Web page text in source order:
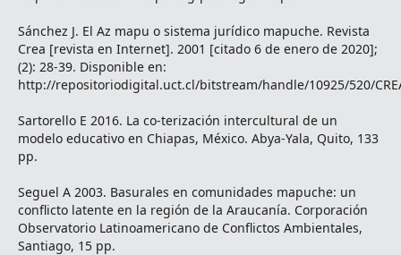
Sánchez J. El Az mapu o sistema jurídico mapuche. Revista
Crea [revista en Internet]. 2001 [citado 6 de enero de 2020];
(2): 28-39. Disponible en:
http://repositoriodigital.uct.cl/bitstream/handle/10925/520/
Sartorello E 2016. La co-terización intercultural de un
modelo educativo en Chiapas, México. Abya-Yala, Quito, 133
pp.
Seguel A 2003. Basurales en comunidades mapuche: un
conflicto latente en la región de la Araucanía. Corporación
Observatorio Latinoamericano de Conflictos Ambientales,
Santiago, 15 pp.